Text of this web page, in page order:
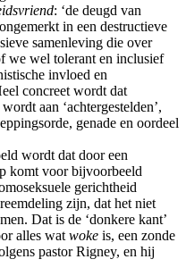
: ‘de deugd van
in een destructieve
samenleving die over
we wel tolerant en inclusief
invloed en
concreet wordt dat
aan ‘achtergestelden’,
genade en oordeel
wordt dat door een
komt voor bijvoorbeeld
gerichtheid
zijn, dat het niet
Dat is de ‘donkere kant’
alles wat woke is, een zonde
pastor Rigney, en hij